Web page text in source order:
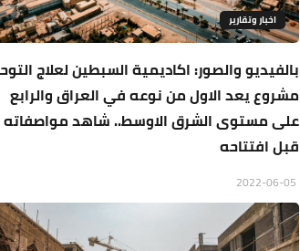
اخبار وتقارير
بالفيديو والصور: اكاديمية السبطين لعلاج
مشروع يعد الاول من نوعه في العراق والرابع
على مستوى الشرق الاوسط.. شاهد مواصفاته
قبل افتتاحه